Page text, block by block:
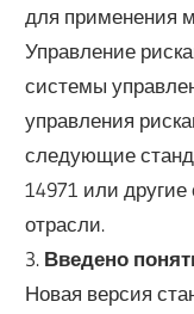
для применения
Управление
системы
управления
следующие
14971 или
отрасли.
3. Введено
Новая версия